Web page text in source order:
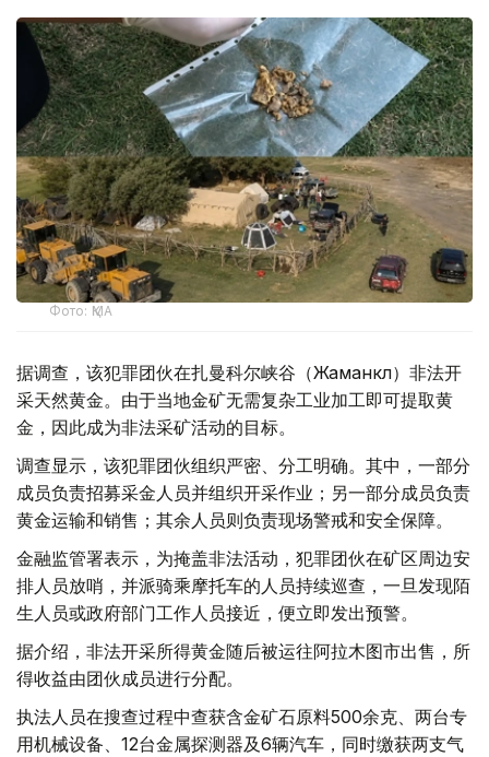
Фото: ҚМА
据调查，该犯罪团伙在扎曼科尔峡谷（Жаманкөл）非法开
采天然黄金。由于当地金矿无需复杂工业加工即可提取黄
金，因此成为非法采矿活动的目标。
调查显示，该犯罪团伙组织严密、分工明确。其中，一部分
成员负责招募采金人员并组织开采作业；另一部分成员负责
黄金运输和销售；其余人员则负责现场警戒和安全保障。
金融监管署表示，为掩盖非法活动，犯罪团伙在矿区周边安
排人员放哨，并派骑乘摩托车的人员持续巡查，一旦发现陌
生人员或政府部门工作人员接近，便立即发出预警。
据介绍，非法开采所得黄金随后被运往阿拉木图市出售，所
得收益由团伙成员进行分配。
执法人员在搜查过程中查获含金矿石原料500余克、两台专
用机械设备、12台金属探测器及6辆汽车，同时缴获两支气